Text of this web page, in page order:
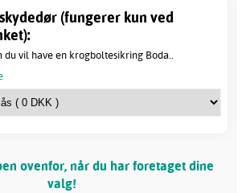
(fungerer kun ved
vil have en krogboltesikring Boda..
ovenfor, når du har foretaget dine
valg!